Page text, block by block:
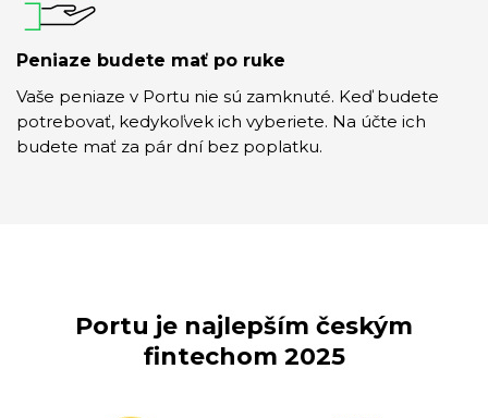
Peniaze budete mať po ruke
Vaše peniaze v Portu nie sú zamknuté. Keď budete
potrebovať, kedykoľvek ich vyberiete. Na účte ich
budete mať za pár dní bez poplatku.
Portu je najlepším českým
fintechom 2025